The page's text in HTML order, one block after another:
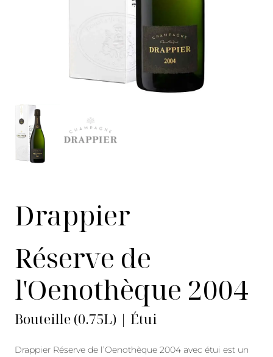
Drappier
Réserve de
l'Oenothèque 2004
Bouteille (0.75L) | Étui
Drappier Réserve de l’Oenothèque 2004 avec étui est un